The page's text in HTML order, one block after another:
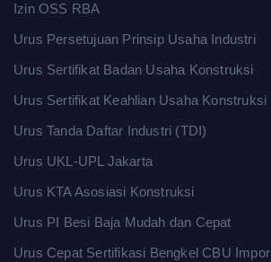
Izin OSS RBA
Urus Persetujuan Prinsip Usaha Industri
Urus Sertifikat Badan Usaha Konstruksi
Urus Sertifikat Keahlian Usaha Konstruksi
Urus Tanda Daftar Industri (TDI)
Urus UKL-UPL Jakarta
Urus KTA Asosiasi Konstruksi
Urus PI Besi Baja Mudah dan Cepat
Urus Cepat Sertifikasi Bengkel CBU Impor